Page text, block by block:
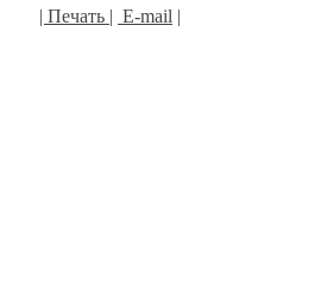
| Печать | E-mail |